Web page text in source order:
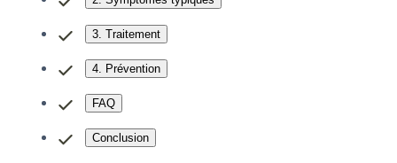
3. Traitement
4. Prévention
FAQ
Conclusion